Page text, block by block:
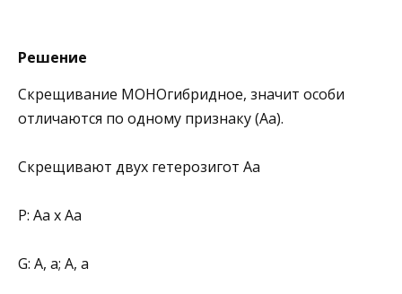
Решение
Скрещивание МОНОгибридное, значит особи
отличаются по одному признаку (Аа).
Скрещивают двух гетерозигот Аа
Р: Аа х Аа
G: А, а; А, а